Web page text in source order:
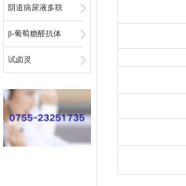
阴道病尿液多联
检底物
β-葡萄糖醛抗体
偶联物连接子
试卤灵